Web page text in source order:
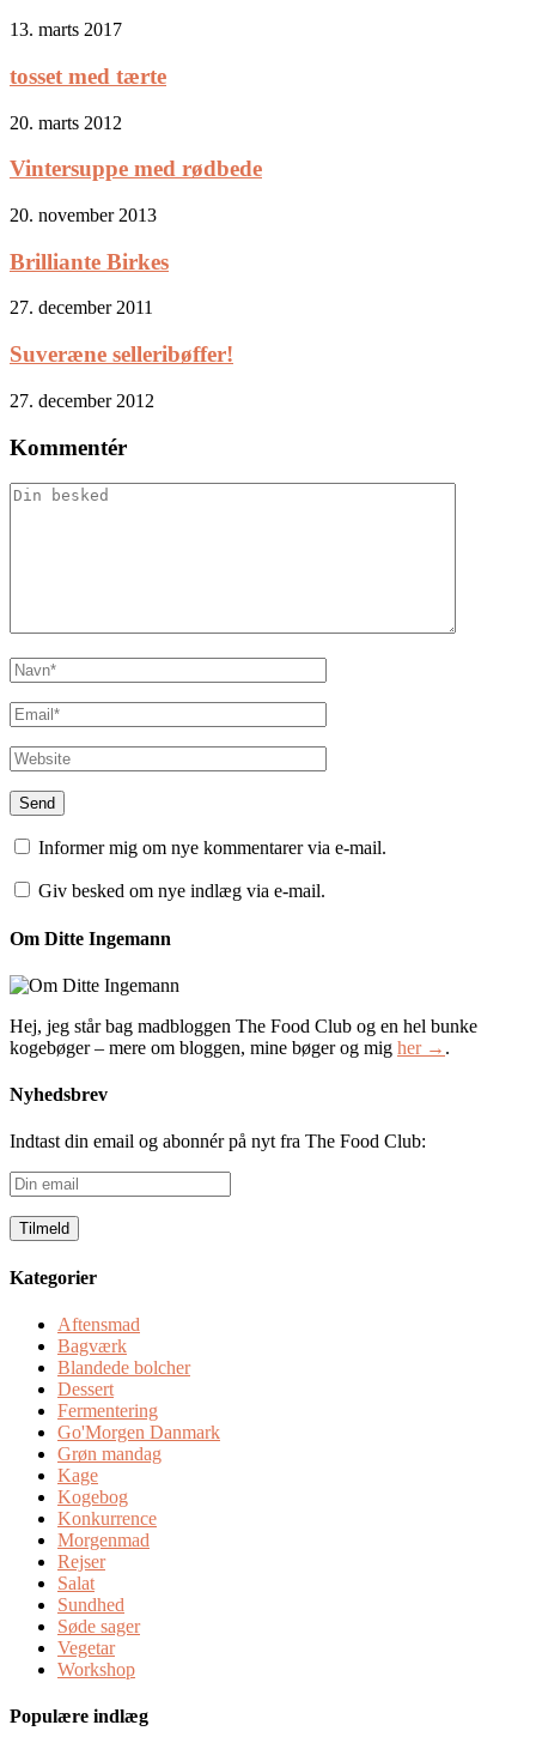
13. marts 2017
tosset med tærte
20. marts 2012
Vintersuppe med rødbede
20. november 2013
Brilliante Birkes
27. december 2011
Suveræne selleribøffer!
27. december 2012
Kommentér
Informer mig om nye kommentarer via e-mail.
Giv besked om nye indlæg via e-mail.
Om Ditte Ingemann
Hej, jeg står bag madbloggen The Food Club og en hel bunke
kogebøger – mere om bloggen, mine bøger og mig her → .
Nyhedsbrev
Indtast din email og abonnér på nyt fra The Food Club:
Din
email
Kategorier
Aftensmad
Bagværk
Blandede bolcher
Dessert
Fermentering
Go'Morgen Danmark
Grøn mandag
Kage
Kogebog
Konkurrence
Morgenmad
Rejser
Salat
Sundhed
Søde sager
Vegetar
Workshop
Populære indlæg